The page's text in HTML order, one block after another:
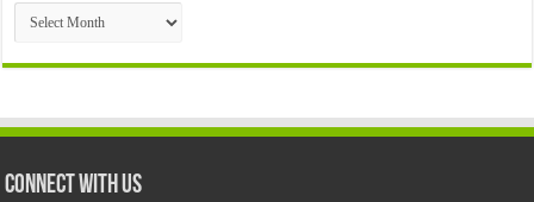
Archives
Connect With Us